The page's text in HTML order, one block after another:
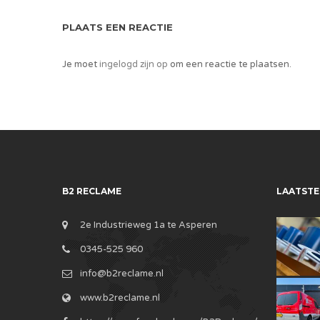
PLAATS EEN REACTIE
Je moetingelogd zijn op om een reactie te plaatsen.
B2 RECLAME
2e Industrieweg 1a te Asperen
0345-525 960
info@b2reclame.nl
www.b2reclame.nl